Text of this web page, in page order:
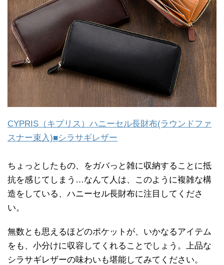
CYPRIS（キプリス）ハニーセル長財布(ラウンドファ
スナー束入)■シラサギレザー
ちょっとしたもの、をガバっと雑に収納することに抵
抗を感じてしまう…なんて人は、このように複雑な構
造をしている、ハニーセル長財布に注目してくださ
い。
無数とも思えるほどのポケットが、いかなるアイテム
をも、小分けに収容してくれることでしょう。上品な
シラサギレザーの味わいも堪能してみてください。